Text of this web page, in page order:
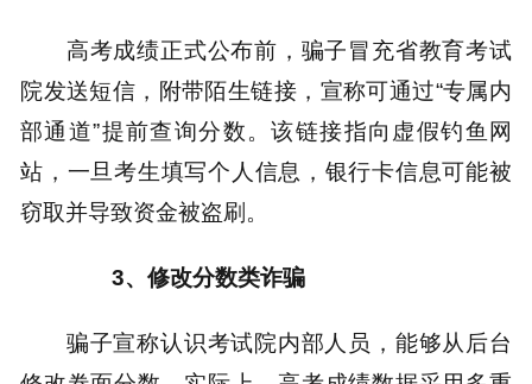
高考成绩正式公布前，骗子冒充省教育考试
院发送短信，附带陌生链接，宣称可通过“专属内
部通道”提前查询分数。该链接指向虚假钓鱼网
站，一旦考生填写个人信息，银行卡信息可能被
窃取并导致资金被盗刷。
3、 修改分数类诈骗
骗子宣称认识考试院内部人员，能够从后台